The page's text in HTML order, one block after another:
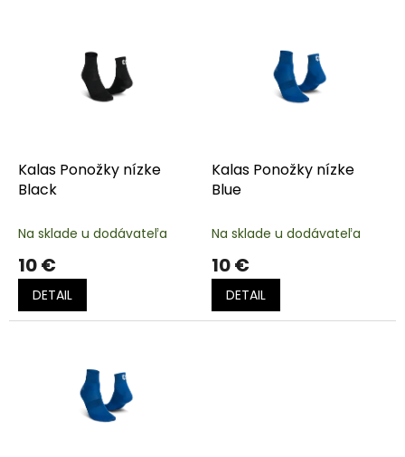
dKalas Ponožky nízke
Black
Na sklade u dodávateľa
10 €
DETAIL
Kalas Ponožky nízke
Blue
Na sklade u dodávateľa
10 €
DETAIL